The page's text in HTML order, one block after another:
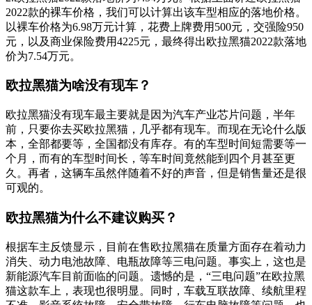
2022款的裸车价格，我们可以计算出该车型相应的落地价格。
以裸车价格为6.98万元计算，花费上牌费用500元，交强险950
元，以及商业保险费用4225元，最终得出欧拉黑猫2022款落地
价为7.54万元。
欧拉黑猫为啥没有现车？
欧拉黑猫没有现车最主要就是因为汽车产业芯片问题，半年
前，只要你去买欧拉黑猫，几乎都有现车。而现在无论什么版
本，全部都要等，全国都没有库存。有的车型时间短需要等一
个月，而有的车型时间长，等车时间竟然能到四个月甚至更
久。再者，这辆车虽然伴随着不好的声音，但是销售量还是很
可观的。
欧拉黑猫为什么不建议购买？
根据车主反馈显示，目前在售欧拉黑猫在质量方面存在着动力
消失、动力电池故障、电瓶故障等三电问题。事实上，这也是
新能源汽车目前面临的问题。遗憾的是，“三电问题”在欧拉黑
猫这款车上，表现也很明显。同时，车载互联故障、续航里程